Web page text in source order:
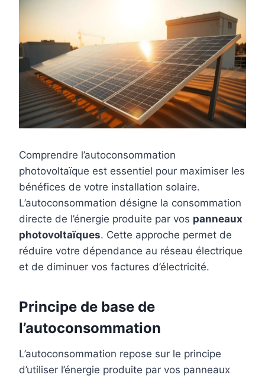
Comprendre l’autoconsommation
photovoltaïque est essentiel pour maximiser les
bénéfices de votre installation solaire.
L’autoconsommation désigne la consommation
directe de l’énergie produite par vos panneaux
photovoltaïques. Cette approche permet de
réduire votre dépendance au réseau électrique
et de diminuer vos factures d’électricité.
Principe de base de
l’autoconsommation
L’autoconsommation repose sur le principe
d’utiliser l’énergie produite par vos panneaux